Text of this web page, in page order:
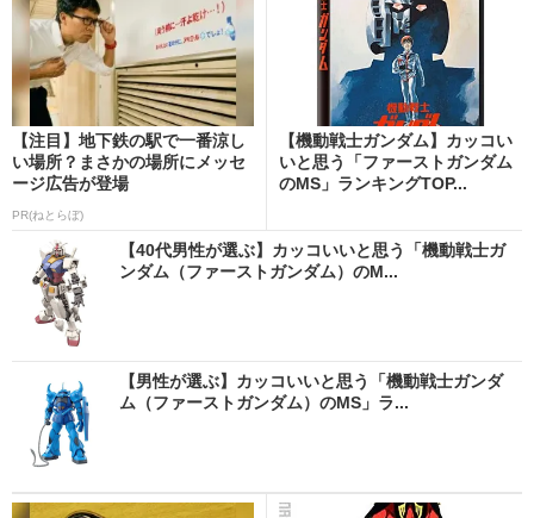
【注目】地下鉄の駅で一番涼し
い場所？まさかの場所にメッセ
ージ広告が登場
PR(ねとらぼ)
【機動戦士ガンダム】カッコい
いと思う「ファーストガンダム
のMS」ランキングTOP...
【40代男性が選ぶ】カッコいいと思う「機動戦士ガ
ンダム（ファーストガンダム）のM...
【男性が選ぶ】カッコいいと思う「機動戦士ガンダ
ム（ファーストガンダム）のMS」ラ...